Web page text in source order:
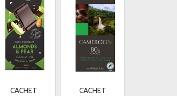
CACHET
CACHET